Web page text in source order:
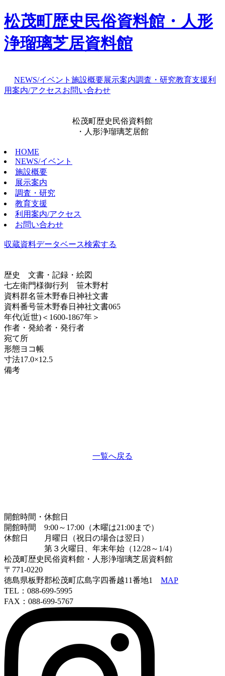
松茂町歴史民俗資料館・人形
浄瑠璃芝居資料館
NEWS/イベント 施設概要展示案内調査・研究教育支援利
用案内/アクセスお問い合わせ
松茂町歴史民俗資料館
・人形浄瑠璃芝居館
HOME
NEWS/イベント
施設概要
展示案内
調査・研究
教育支援
利用案内/アクセス
お問い合わせ
収蔵資料データベース検索する
歴史
文書・記録・絵図
七左衛門様御行列 笹木野村
資料群名笹木野春日神社文書
資料番号笹木野春日神社文書065
年代(近世)＜1600-1867年＞
作者・発給者・発行者
宛て所
形態ヨコ帳
寸法17.0×12.5
備考
一覧へ戻る
開館時間・休館日
開館時間 9:00～17:00（木曜は21:00まで）
休館日 月曜日（祝日の場合は翌日）
第３火曜日、年末年始（12/28～1/4）
松茂町歴史民俗資料館・人形浄瑠璃芝居資料館
〒771-0220
徳島県板野郡松茂町広島字四番越11番地1 MAP
TEL：088-699-5995
FAX：088-699-5767